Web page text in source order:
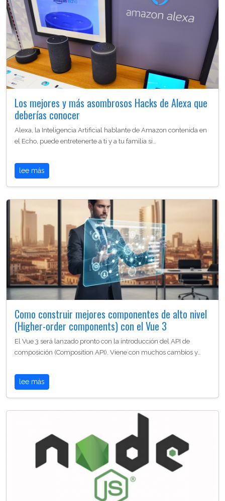
Los mejores y más asombrosos Hacks de Alexa que
deberías conocer
Alexa, la Inteligencia Artificial hablante de Amazon contenida en
el Echo, puede entretenerte a ti y a tu familia si…
lee más
Como construir mejores componentes de alto nivel
(Higher-order components) con el Vue 3
El Vue 3 será lanzado pronto con la introducción del API de
composición (Composition API). Viene con muchos cambios y…
lee más